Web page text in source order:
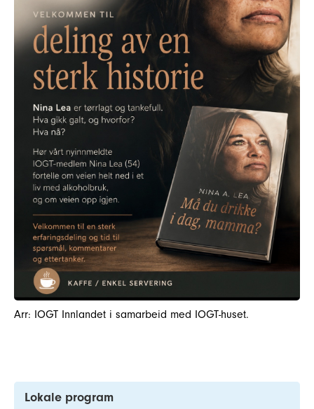
Arr: IOGT Innlandet i samarbeid med IOGT-huset.
Lokale program